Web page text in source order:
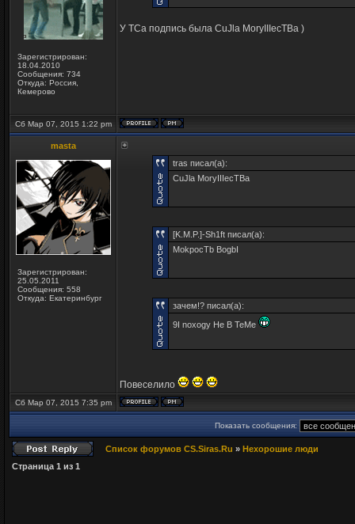
Зарегистрирован:
18.04.2010
Сообщения: 734
Откуда: Россия,
Кемерово
У ТСа подпись была CuJla MoryIIIecTBa )
Сб Мар 07, 2015 1:22 pm
masta
Зарегистрирован:
25.05.2011
Сообщения: 558
Откуда: Екатеринбург
tras писал(а):
CuJla MoryIIIecTBa
[K.M.P.]-Sh1ft писал(а):
MokpocTb BogbI
зачем!? писал(а):
9I noxogy He B TeMe
Повеселило
Сб Мар 07, 2015 7:35 pm
Показать сообщения:
Список форумов CS.Siras.Ru » Нехорошие люди
Страница 1 из 1